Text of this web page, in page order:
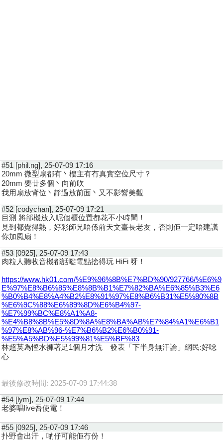
#51 [phil.ng], 25-07-09 17:16
20mm 微型扇都有丶樓主有冇真實空位尺寸？
20mm 要廿多個丶向前吹
我用扇放背位丶靜過放前面丶又不影響美觀
#52 [codychan], 25-07-09 17:21
目測 將部機放入呢個櫃位置都花不小時間！
見到都覺得熱，好彩師兄唔係前天文臺長老友，否則佢一定唔建議
你加風扇！
#53 [0925], 25-07-09 17:43
肉粒人聽收音機都話嘥電點捨得玩 HiFi 呀！
https://www.hk01.com/%E9%96%8B%E7%BD%90/927766/%E6%9
E%97%E8%B6%85%E8%8B%B1%E7%82%BA%E6%85%B3%E6
%B0%B4%E8%A4%B2%E8%91%97%E8%B6%B31%E5%80%8B
%E6%9C%88%E6%89%8D%E6%B4%97-
%E7%99%BC%E8%A1%A8-
%E4%B8%8B%E5%8D%8A%E8%BA%AB%E7%84%A1%E6%B1
%97%E8%AB%96-%E7%B6%B2%E6%B0%91-
%E5%A5%BD%E5%99%81%E5%BF%83
林超英為慳水褲著足1個月才洗 發表「下半身無汗論」網民:好噁
心
最後修改時間: 2025-07-09 17:44:38
#54 [lym], 25-07-09 17:44
老婆唱live吾使電！
#55 [0925], 25-07-09 17:46
扑野會出汗，啲仔可能佢冇份！